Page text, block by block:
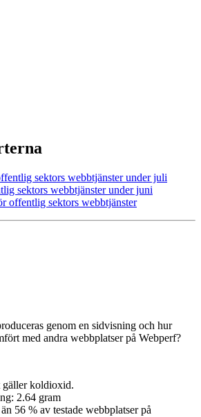
sektors webbtjänster under juli
sektors webbtjänster under juni
offentlig sektors webbtjänster
genom en sidvisning och hur
med andra webbplatser på Webperf?
gäller koldioxid.
2.64 gram
56 % av testade webbplatser på